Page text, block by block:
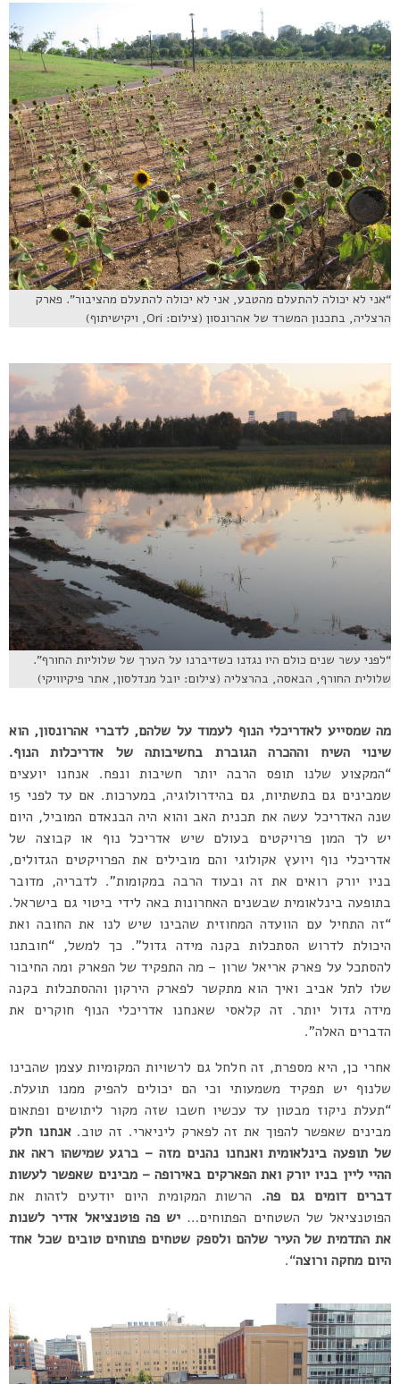
“אני לא יכולה להתעלם מהטבע, אני לא יכולה להתעלם מהציבור”. פארק
הרצליה, בתכנון המשרד של אהרונסון (צילום: Ori, ויקישיתוף)
“לפני עשר שנים כולם היו נגדנו כשדיברנו על הערך של שלוליות החורף”.
שלולית החורף, הבאסה, בהרצליה (צילום: יובל מנדלסון, אתר פיקיוויקי)
מה שמסייע לאדריכלי הנוף לעמוד על שלהם, לדברי אהרונסון, הוא
שינוי השיח וההכרה הגוברת בחשיבותה של אדריכלות הנוף.
“המקצוע שלנו תופס הרבה יותר חשיבות ונפח. אנחנו יועצים
שמבינים גם בתשתיות, גם בהידרולוגיה, במערכות. אם עד לפני 15
שנה האדריכל עשה את תכנית האב והוא היה הבנאדם המוביל, היום
יש לך המון פרויקטים בעולם שיש אדריכל נוף או קבוצה של
אדריכלי נוף ויועץ אקולוגי והם מובילים את הפרויקטים הגדולים,
בניו יורק רואים את זה ובעוד הרבה במקומות”. לדבריה, מדובר
בתופעה בינלאומית שבשנים האחרונות באה לידי ביטוי גם בישראל.
“זה התחיל עם הוועדה המחוזית שהבינו שיש לנו את החובה ואת
היכולת לדרוש הסתכלות בקנה מידה גדול”. כך למשל, “חובתנו
להסתכל על פארק אריאל שרון – מה התפקיד של הפארק ומה החיבור
שלו לתל אביב ואיך הוא מתקשר לפארק הירקון וההסתכלות בקנה
מידה גדול יותר. זה קלאסי שאנחנו אדריכלי הנוף חוקרים את
הדברים האלה”.
אחרי כן, היא מספרת, זה חלחל גם לרשויות המקומיות עצמן שהבינו
שלנוף יש תפקיד משמעותי וכי הם יכולים להפיק ממנו תועלת.
“תעלת ניקוז מבטון עד עכשיו חשבו שזה מקור ליתושים ופתאום
מבינים שאפשר להפוך את זה לפארק ליניארי. זה טוב.אנחנו חלק
של תופעה בינלאומית ואנחנו נהנים מזה – ברגע שמישהו ראה את
ההיי ליין בניו יורק ואת הפארקים באירופה – מבינים שאפשר לעשות
דברים דומים גם פה. הרשות המקומית היום יודעים לזהות את
הפוטנציאל של השטחים הפתוחים… יש פה פוטנציאל אדיר לשנות
את התדמית של העיר שלהם ולספק שטחים פתוחים טובים שכל אחד
היום מחקה ורוצה“.